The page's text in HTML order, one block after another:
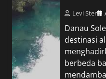
Levi Ster
Danau
destinasi
berbeda